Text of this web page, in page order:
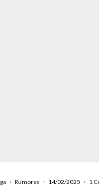
· Rumores · 14/02/2025 · 1